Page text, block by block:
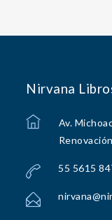
Nirvana
Av.
55 5615